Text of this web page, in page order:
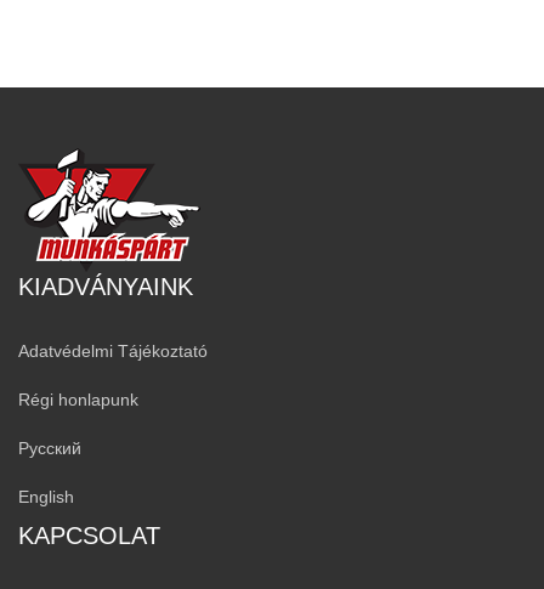
KIADVÁNYAINK
Adatvédelmi Tájékoztató
Régi honlapunk
Русский
English
KAPCSOLAT